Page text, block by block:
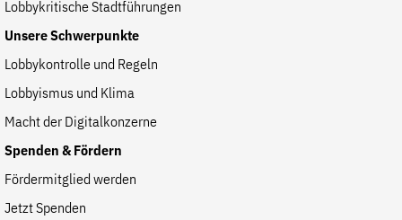
Lobbykritische Stadtführungen
Unsere Schwerpunkte
Lobbykontrolle und Regeln
Lobbyismus und Klima
Macht der Digitalkonzerne
Spenden & Fördern
Fördermitglied werden
Jetzt Spenden